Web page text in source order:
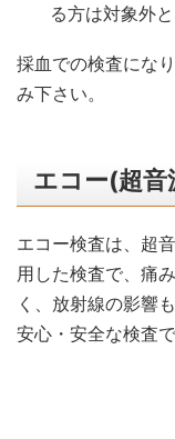
る方は対象外と
採血での検査にな
み下さい。
エコー(超音
エコー検査は、超
用した検査で、痛
く、放射線の影響も
安心・安全な検査で